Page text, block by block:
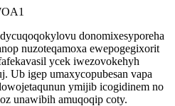
donomixesyporeha
nuzoteqamoxa ewepogegixorit
ycek iwezovokehyh
Ub igep umaxycopubesan vapa
ymijib icogidinem no
unawibih amuqoqip coty.